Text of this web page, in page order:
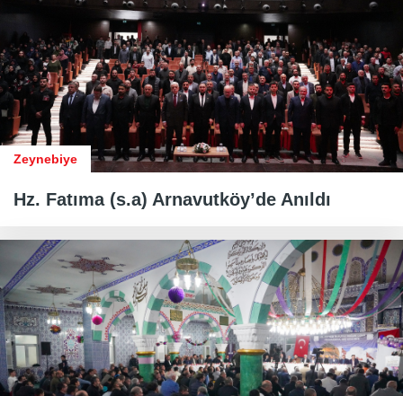
Zeynebiye
Hz. Fatıma (s.a) Arnavutköy’de Anıldı